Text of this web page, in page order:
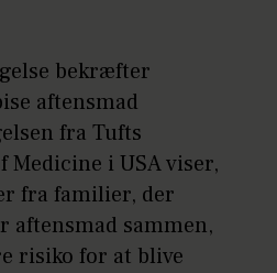
bekræfter
aftensmad
fra Tufts
Medicine i USA viser,
fra familier, der
aftensmad sammen,
risiko for at blive